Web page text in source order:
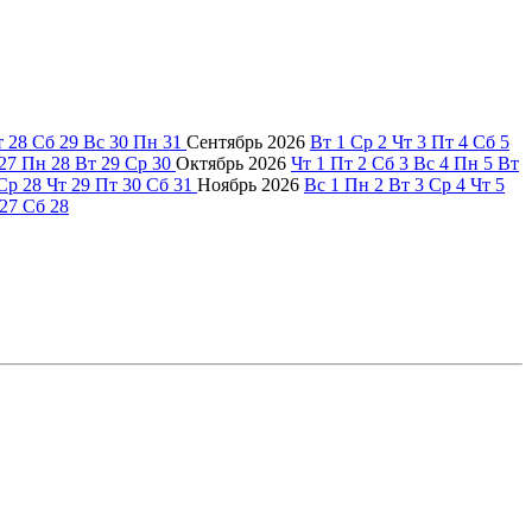
28 Сб 29 Вс 30 Пн 31 Сентябрь 2026 Вт 1 Ср 2 Чт 3 Пт 4 Сб 5
27 Пн 28 Вт 29 Ср 30 Октябрь 2026 Чт 1 Пт 2 Сб 3 Вс 4 Пн 5 Вт
28 Чт 29 Пт 30 Сб 31 Ноябрь 2026 Вс 1 Пн 2 Вт 3 Ср 4 Чт 5
27 Сб 28